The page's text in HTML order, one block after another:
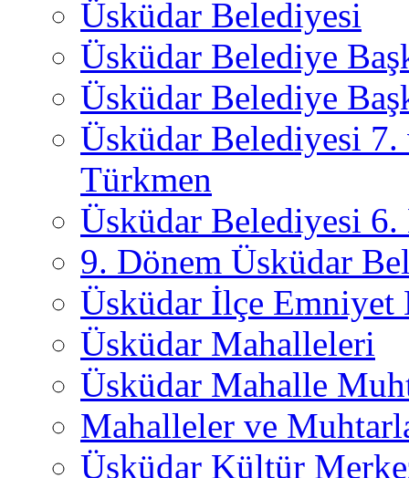
Üsküdar Belediyesi
Üsküdar Belediye
Üsküdar Belediye
Üsküdar Belediyesi
Türkmen
Üsküdar Belediyesi 6.
9. Dönem Üsküdar
Üsküdar İlçe
Üsküdar Mahalleleri
Üsküdar Mahalle
Mahalleler ve
Üsküdar Kültür